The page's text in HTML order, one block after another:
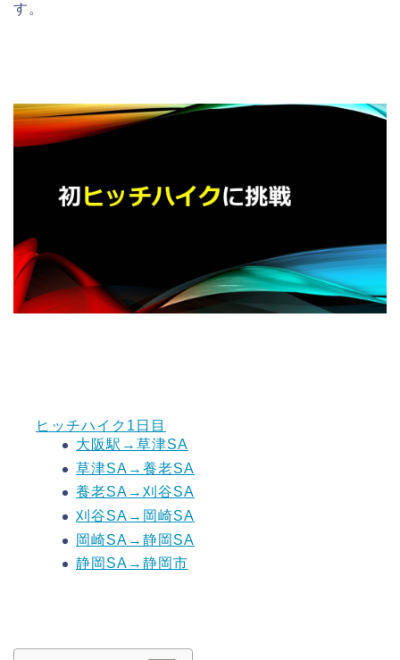
す。
ヒッチハイク1日目
大阪駅→草津SA
草津SA→養老SA
養老SA→刈谷SA
刈谷SA→岡崎SA
岡崎SA→静岡SA
静岡SA→静岡市